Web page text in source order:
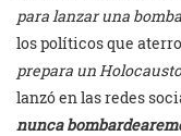
para lanzar una
los políticos que
prepara un Holocausto
lanzó en las redes
nunca